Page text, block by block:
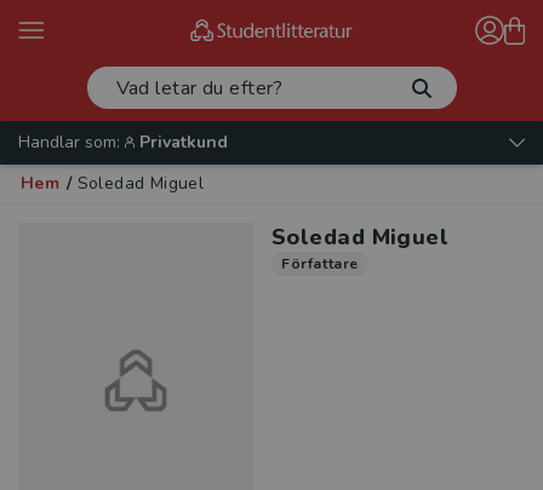
Handlar som:
Privatkund
Hem / Soledad Miguel
Soledad Miguel
Författare